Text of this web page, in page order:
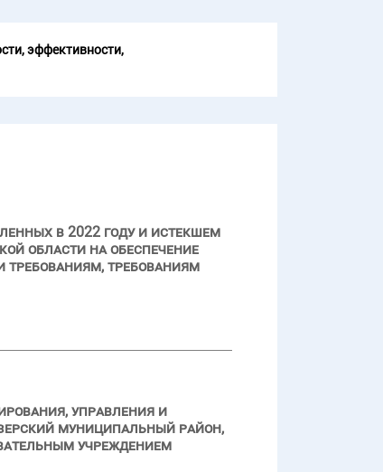
эффективности,
в 2022 году и истекшем
области на обеспечение
требованиям, требованиям
управления и
муниципальный район,
учреждением